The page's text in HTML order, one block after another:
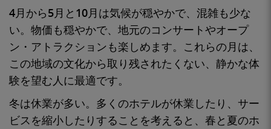
4月から5月と10月は気候が穏やかで、混雑も少な
い。物価も穏やかで、地元のコンサートやオープ
ン・アトラクションも楽しめます。これらの月は、
この地域の文化から取り残されたくない、 静かな体
験を望む人に最適です。
冬は休業が多い。多くのホテルが休業したり、サー
ビスを縮小したりすることを考えると、 春と夏のホ